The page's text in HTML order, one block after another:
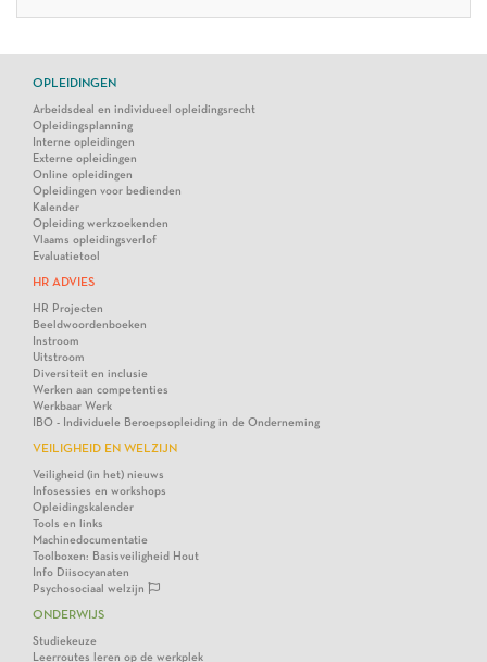
OPLEIDINGEN
Arbeidsdeal en individueel opleidingsrecht
Opleidingsplanning
Interne opleidingen
Externe opleidingen
Online opleidingen
Opleidingen voor bedienden
Kalender
Opleiding werkzoekenden
Vlaams opleidingsverlof
Evaluatietool
HR ADVIES
HR Projecten
Beeldwoordenboeken
Instroom
Uitstroom
Diversiteit en inclusie
Werken aan competenties
Werkbaar Werk
IBO - Individuele Beroepsopleiding in de Onderneming
VEILIGHEID EN WELZIJN
Veiligheid (in het) nieuws
Infosessies en workshops
Opleidingskalender
Tools en links
Machinedocumentatie
Toolboxen: Basisveiligheid Hout
Info Diisocyanaten
Psychosociaal welzijn
ONDERWIJS
Studiekeuze
Leerroutes leren op de werkplek